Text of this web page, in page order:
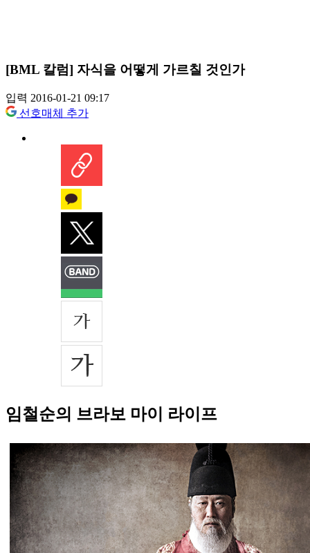
[BML 칼럼] 자식을 어떻게 가르칠 것인가
입력 2016-01-21 09:17
선호매체 추가
임철순의 브라보 마이 라이프